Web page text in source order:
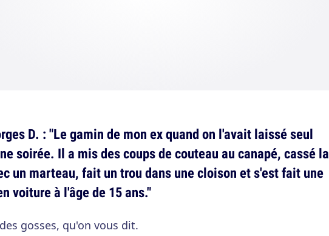
D. : "Le gamin de mon ex quand on l'avait laissé seul
soirée. Il a mis des coups de couteau au canapé, cassé la
un marteau, fait un trou dans une cloison et s'est fait une
voiture à l'âge de 15 ans."
gosses, qu'on vous dit.